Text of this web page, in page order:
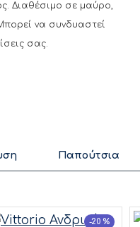
. Διαθέσιμο σε μαύρο,
να συνδυαστεί
σας.
Παπούτσια
-20 %